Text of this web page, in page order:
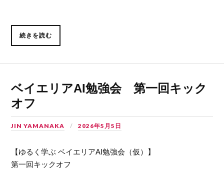
続きを読む
ベイエリアAI勉強会 第一回キック
オフ
JIN YAMANAKA 2026年5月5日
【ゆるく学ぶ ベイエリアAI勉強会（仮）】
第一回キックオフ